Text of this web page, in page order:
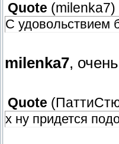
Quote (milenka7)
С удовольствием
milenka7,
Quote (
х ну придется